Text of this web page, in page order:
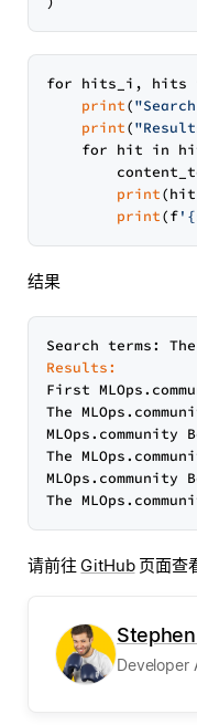
for hits_i, hits
print(
print(
for hit in
print
print(f
结果
Search terms:
Results:
First
The
MLOps.community
The
MLOps.community
The
请前往 GitHub页面查
Developer